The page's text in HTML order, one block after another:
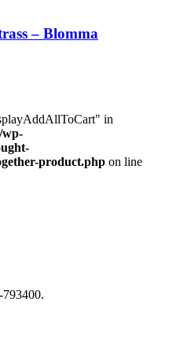
– Blomma
in
wp-
product.php on line